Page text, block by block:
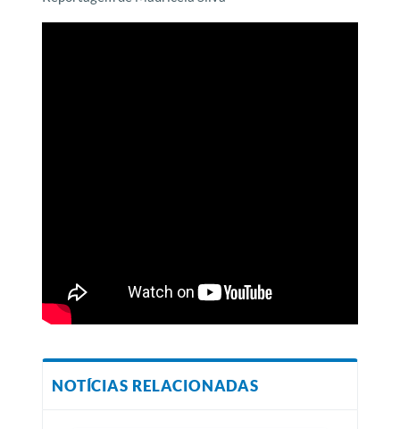
NOTÍCIAS RELACIONADAS